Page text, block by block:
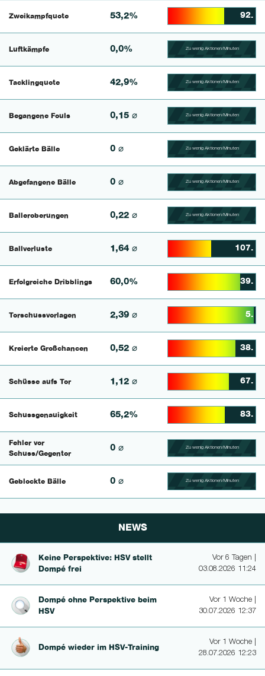
Zweikampfquote 53,2% 92.
Luftkämpfe 0,0% Zu wenig Aktionen/Minuten
Tacklingquote 42,9% Zu wenig Aktionen/Minuten
Begangene Fouls 0,15 ⌀ Zu wenig Aktionen/Minuten
Geklärte Bälle 0 ⌀ Zu wenig Aktionen/Minuten
Abgefangene Bälle 0 ⌀ Zu wenig Aktionen/Minuten
Balleroberungen 0,22 ⌀ Zu wenig Aktionen/Minuten
Ballverluste 1,64 ⌀ 107.
Erfolgreiche Dribblings 60,0% 39.
Torschussvorlagen 2,39 ⌀ 5.
Kreierte Großchancen 0,52 ⌀ 38.
Schüsse aufs Tor 1,12 ⌀ 67.
Schussgenauigkeit 65,2% 83.
Fehler vor
Schuss/Gegentor
0 ⌀ Zu wenig Aktionen/Minuten
Geblockte Bälle 0 ⌀ Zu wenig Aktionen/Minuten
NEWS
Keine Perspektive: HSV stellt
Dompé frei
Vor 6 Tagen |
03.08.2026 11:24
Dompé ohne Perspektive beim
HSV
Vor 1 Woche |
30.07.2026 12:37
Dompé wieder im HSV-Training
Vor 1 Woche |
28.07.2026 12:23